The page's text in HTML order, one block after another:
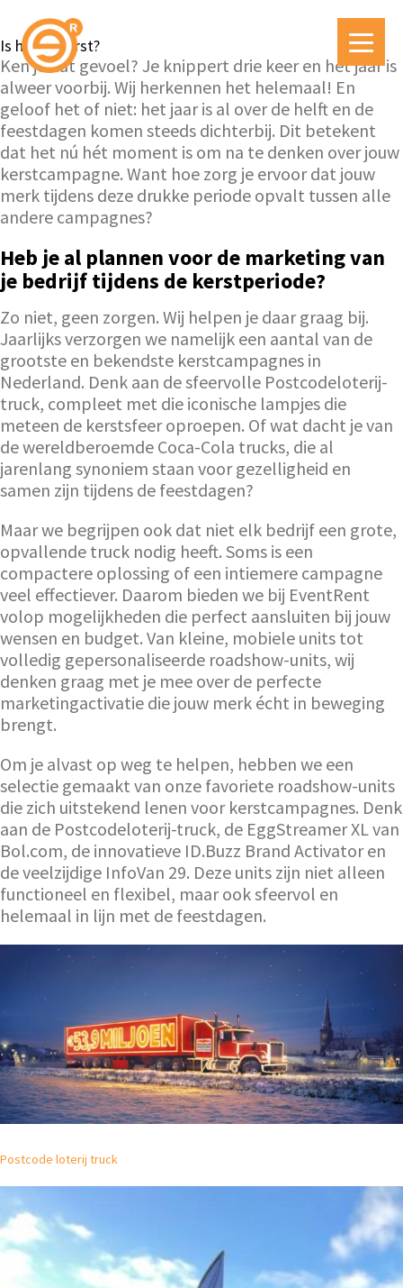
Is het al Kerst?
Ken je dat gevoel? Je knippert drie keer en het jaar is
alweer voorbij. Wij herkennen het helemaal! En
geloof het of niet: het jaar is al over de helft en de
feestdagen komen steeds dichterbij. Dit betekent
dat het nú hét moment is om na te denken over jouw
kerstcampagne. Want hoe zorg je ervoor dat jouw
merk tijdens deze drukke periode opvalt tussen alle
andere campagnes?
Heb je al plannen voor de marketing van
je bedrijf tijdens de kerstperiode?
Zo niet, geen zorgen. Wij helpen je daar graag bij.
Jaarlijks verzorgen we namelijk een aantal van de
grootste en bekendste kerstcampagnes in
Nederland. Denk aan de sfeervolle Postcodeloterij-
truck, compleet met die iconische lampjes die
meteen de kerstsfeer oproepen. Of wat dacht je van
de wereldberoemde Coca-Cola trucks, die al
jarenlang synoniem staan voor gezelligheid en
samen zijn tijdens de feestdagen?
Maar we begrijpen ook dat niet elk bedrijf een grote,
opvallende truck nodig heeft. Soms is een
compactere oplossing of een intiemere campagne
veel effectiever. Daarom bieden we bij EventRent
volop mogelijkheden die perfect aansluiten bij jouw
wensen en budget. Van kleine, mobiele units tot
volledig gepersonaliseerde roadshow-units, wij
denken graag met je mee over de perfecte
marketingactivatie die jouw merk écht in beweging
brengt.
Om je alvast op weg te helpen, hebben we een
selectie gemaakt van onze favoriete roadshow-units
die zich uitstekend lenen voor kerstcampagnes. Denk
aan de Postcodeloterij-truck, de EggStreamer XL van
Bol.com, de innovatieve ID.Buzz Brand Activator en
de veelzijdige InfoVan 29. Deze units zijn niet alleen
functioneel en flexibel, maar ook sfeervol en
helemaal in lijn met de feestdagen.
Postcode loterij truck